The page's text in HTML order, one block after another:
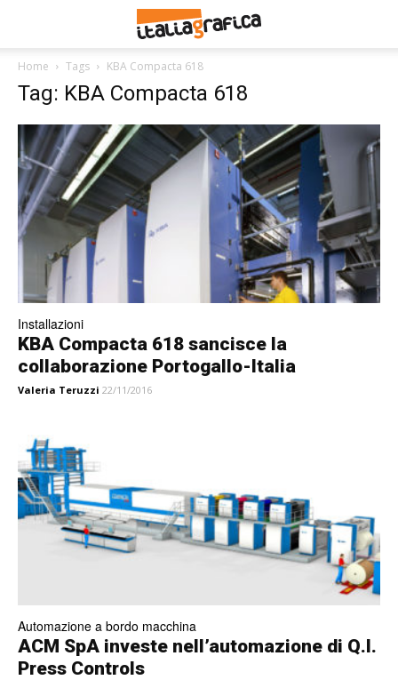
Home Tags KBA Compacta 618
Tag: KBA Compacta 618
Installazioni
KBA Compacta 618 sancisce la
collaborazione Portogallo-Italia
Valeria Teruzzi 22/11/2016
Automazione a bordo macchina
ACM SpA investe nell’automazione di Q.I.
Press Controls